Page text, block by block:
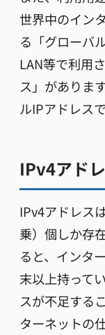
世界中のイン
る「グローバ
LAN等で利用
ス」がありま
ルIPアドレスで
IPv4アド
IPv4アドレス
乗）個しか存
ると、インタ
末以上持って
スが不足する
ターネットの